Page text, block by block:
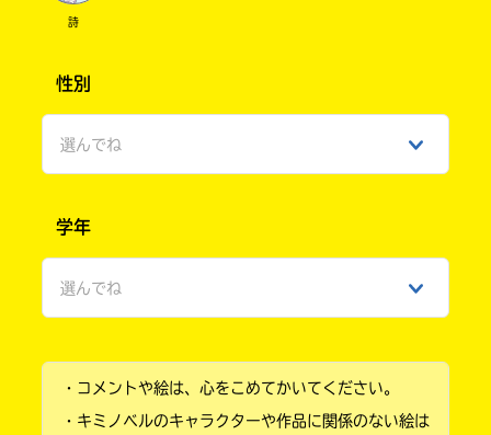
詩
性別
選んでね
ひみつ
学年
選んでね
小学2年
・コメントや絵は、心をこめてかいてください。
・キミノベルのキャラクターや作品に関係のない絵は